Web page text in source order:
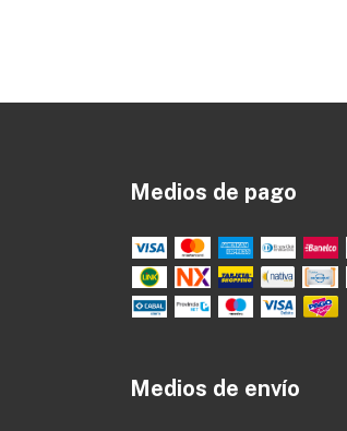
Medios de pago